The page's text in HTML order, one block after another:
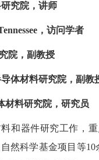
研究院，讲师
，访问学者
院，副教授
体材料研究院，副教
材料研究院，研究员
和器件研究工作，
然科学基金项目等